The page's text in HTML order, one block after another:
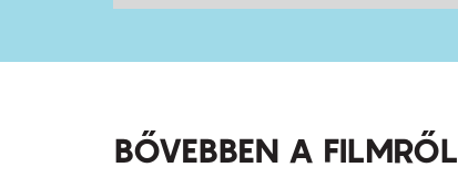
BŐVEBBEN A FILMRŐL